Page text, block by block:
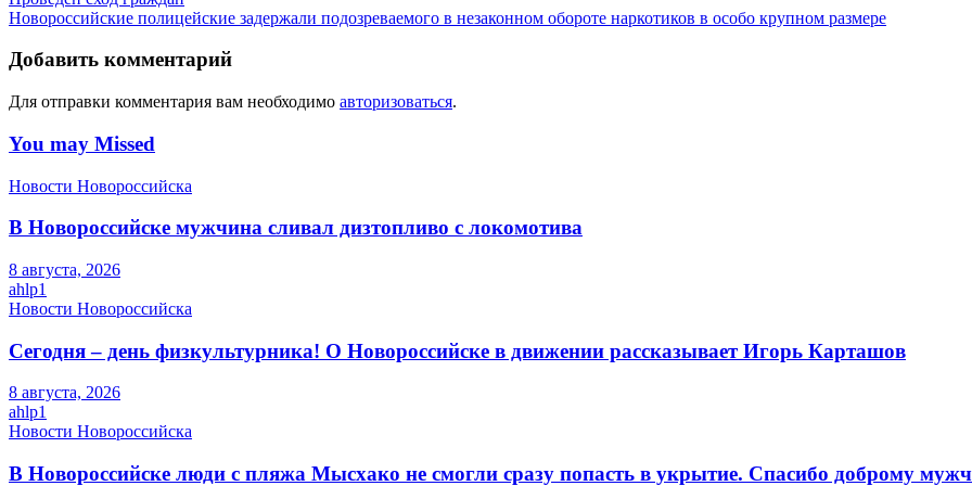
Новороссийские полицейские задержали подозреваемого в незаконном обороте наркотиков в особо крупном размере
Добавить комментарий
Для отправки комментария вам необходимо авторизоваться.
You may Missed
Новости Новороссийска
В Новороссийске мужчина сливал дизтопливо с локомотива
8 августа, 2026
ahlp1
Новости Новороссийска
Сегодня – день физкультурника! О Новороссийске в движении рассказывает Игорь Карташов
8 августа, 2026
ahlp1
Новости Новороссийска
В Новороссийске люди с пляжа Мысхако не смогли сразу попасть в укрытие. Спасибо доброму